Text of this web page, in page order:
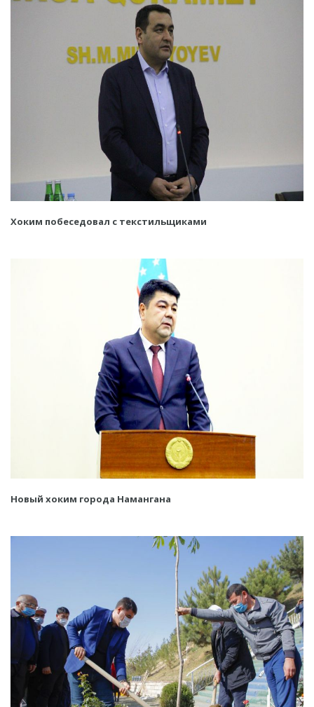
Хоким побеседовал с текстильщиками
Новый хоким города Намангана